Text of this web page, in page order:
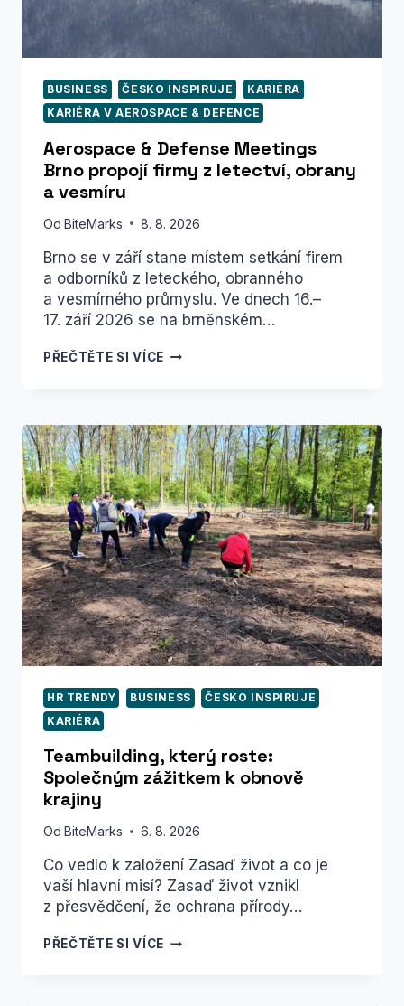
BUSINESS ČESKO INSPIRUJE
KARIÉRA
KARIÉRA V AEROSPACE & DEFENCE
Aerospace & Defense Meetings
Brno propojí firmy z letectví, obrany
a vesmíru
Od BiteMarks 8. 8. 2026
Brno se v září stane místem setkání firem
a odborníků z leteckého, obranného
a vesmírného průmyslu. Ve dnech 16.–
17. září 2026 se na brněnském…
PŘEČTĚTE SI VÍCEAEROSPACE
BRNO
PROPOJÍ
FIRMY
Z LETECTVÍ,
OBRANY
A VESMÍRU
HR TRENDY BUSINESS
ČESKO INSPIRUJE
KARIÉRA
Teambuilding, který roste:
Společným zážitkem k obnově
krajiny
Od BiteMarks 6. 8. 2026
Co vedlo k založení Zasaď život a co je
vaší hlavní misí? Zasaď život vznikl
z přesvědčení, že ochrana přírody…
PŘEČTĚTE SI VÍCETEAMBUILDING,